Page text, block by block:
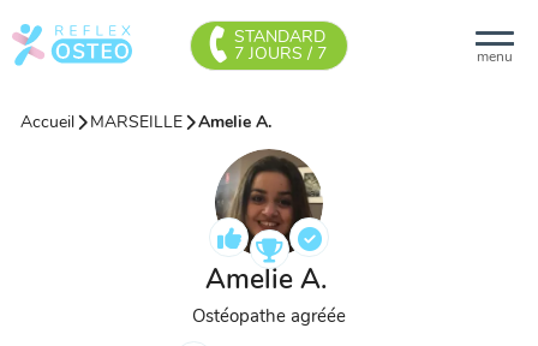
menu
STANDARD
7 JOURS / 7
Accueil MARSEILLE Amelie A.
Amelie A.
Ostéopathe agréée